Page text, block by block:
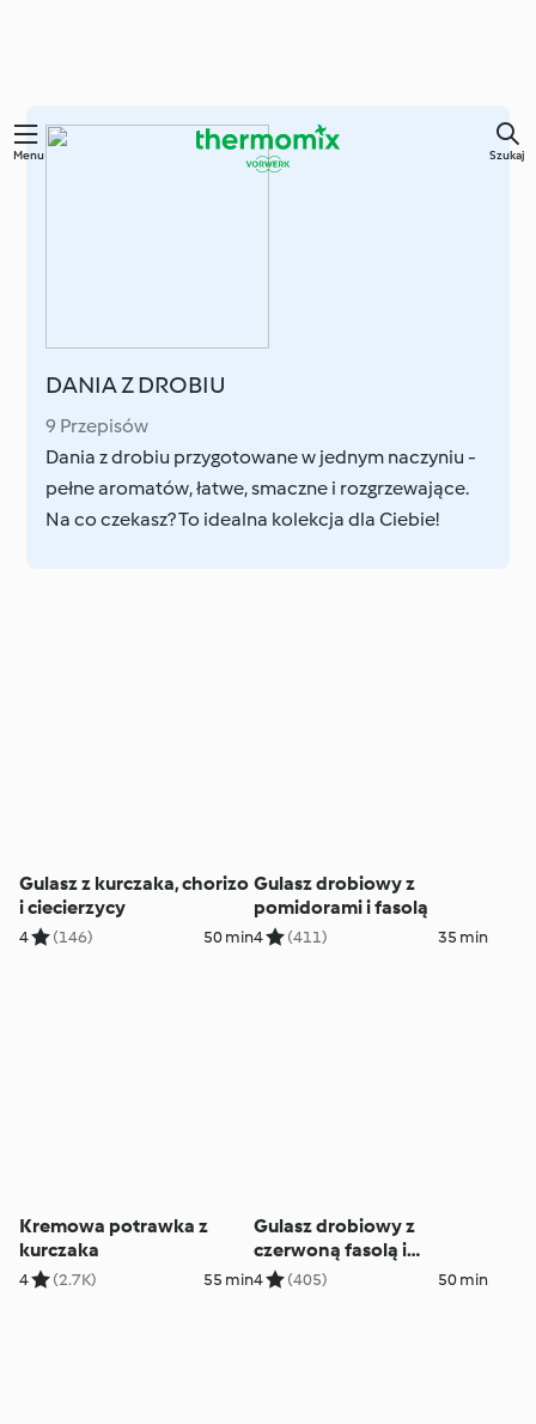
Przejdź
Menu Szukaj
DANIA Z DROBIU
9 Przepisów
Dania z drobiu przygotowane w jednym naczyniu -
pełne aromatów, łatwe, smaczne i rozgrzewające.
Na co czekasz? To idealna kolekcja dla Ciebie!
Gulasz z kurczaka, chorizo
i ciecierzycy
4 (146) 50 min
Gulasz drobiowy z
pomidorami i fasolą
4 (411) 35 min
Kremowa potrawka z
kurczaka
4 (2.7K) 55 min
Gulasz drobiowy z
czerwoną fasolą i
batatami
4 (405) 50 min